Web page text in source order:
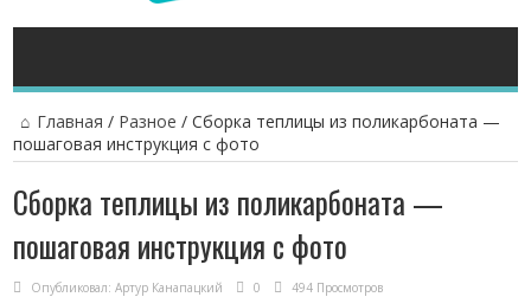
Главная / Разное /Сборка теплицы из поликарбоната —
пошаговая инструкция с фото
Сборка теплицы из поликарбоната —
пошаговая инструкция с фото
Опубликовал:Артур Канапацкий 0 494 Просмотров